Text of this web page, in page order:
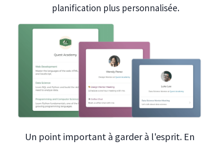
planification plus personnalisée.
Un point important à garder à l'esprit. En